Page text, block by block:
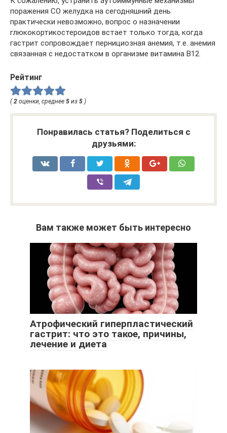
поражения СО желудка на сегодняшний день
практически невозможно, вопрос о назначении
глюкокортикостероидов встает только тогда, когда
гастрит сопровождает пернициозная анемия, т.е. анемия
связанная с недостатком в организме витамина В12.
Рейтинг
(2 оценки, среднее 5 из 5 )
Понравилась статья? Поделиться с
друзьями:
Вам также может быть интересно
Атрофический гиперпластический
гастрит: что это такое, причины,
лечение и диета